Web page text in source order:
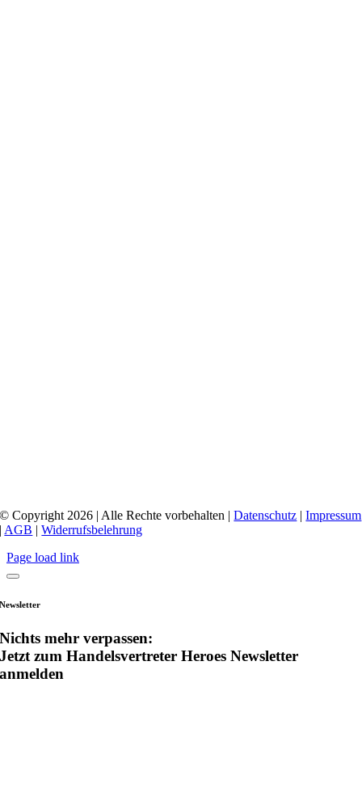
© Copyright 2026 | Alle Rechte vorbehalten |Datenschutz |Impressum
| AGB |Widerrufsbelehrung
Page load link
Newsletter
Nichts mehr verpassen:
Jetzt zum Handelsvertreter Heroes Newsletter
anmelden